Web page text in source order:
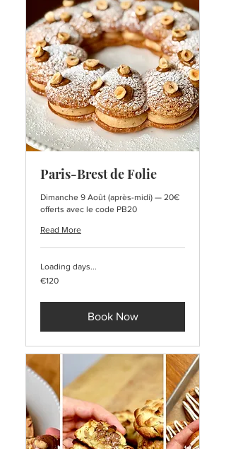
Paris-Brest de Folie
Dimanche 9 Août (après-midi) — 20€
offerts avec le code PB20
Read More
Loading days...
120
euros
€120
Book Now